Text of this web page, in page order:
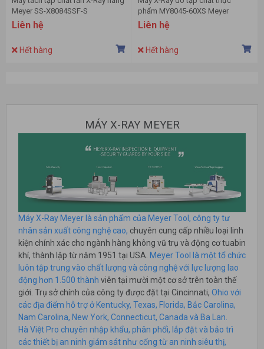
Meyer SS-X8084SSF-S
Liên hệ
Hết hàng
phẩm MY8045-60XS Meyer
Liên hệ
Hết hàng
MÁY X-RAY MEYER
Máy X-Ray Meyer là sản phẩm của Meyer Tool, công ty tư
nhân sản xuất công nghệ cao, chuyên cung cấp nhiều loại linh
kiện chính xác cho ngành hàng không vũ trụ và động cơ tuabin
khí, thành lập từ năm 1951 tại USA. Meyer Tool là một tổ chức
luôn tập trung vào chất lượng và công nghệ với lực lượng lao
động hơn 1.500 thành viên tại mười một cơ sở trên toàn thế
giới. Trụ sở chính của công ty được đặt tại Cincinnati, Ohio với
các địa điểm hỗ trợ ở Kentucky, Texas, Florida, Bắc Carolina,
Nam Carolina, New York, Connecticut, Canada và Ba Lan.
Hà Việt Pro chuyên nhập khẩu, phân phối, lắp đặt và bảo trì
các thiết bị an ninh giám sát như cổng từ an ninh siêu thị,